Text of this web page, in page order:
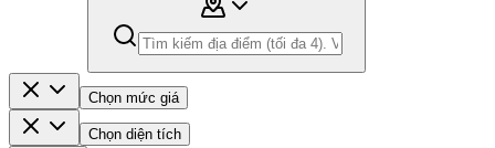
Chọn mức giá
Chọn diện tích